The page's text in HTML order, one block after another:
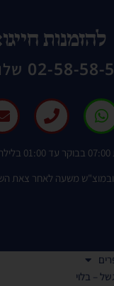
להזמנות
58-58-1 שלוחה 2
– בלוי